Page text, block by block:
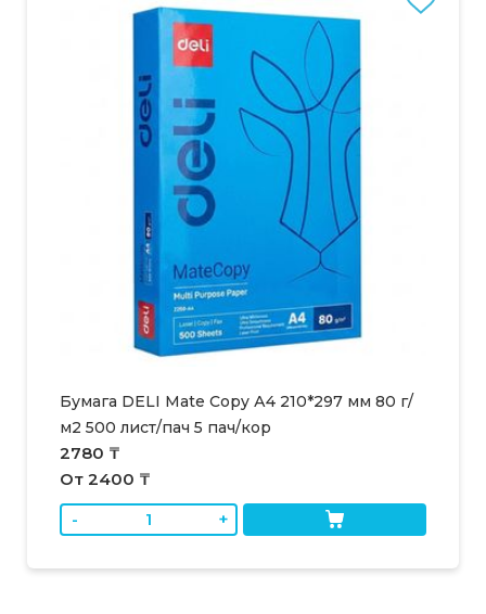
Бумага DELI Mate Copy А4 210*297 мм 80 г/
м2 500 лист/пач 5 пач/кор
2780 ₸
От 2400 ₸
-
+